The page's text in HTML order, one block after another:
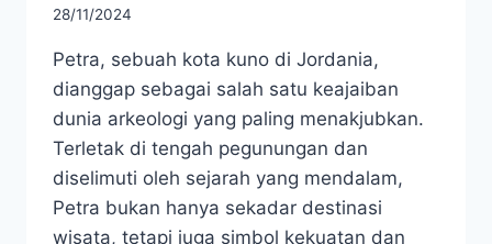
28/11/2024
Petra, sebuah kota kuno di Jordania,
dianggap sebagai salah satu keajaiban
dunia arkeologi yang paling menakjubkan.
Terletak di tengah pegunungan dan
diselimuti oleh sejarah yang mendalam,
Petra bukan hanya sekadar destinasi
wisata, tetapi juga simbol kekuatan dan